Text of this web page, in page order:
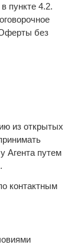
пункте 4.2.
без
из открытых
Агента путем
контактным